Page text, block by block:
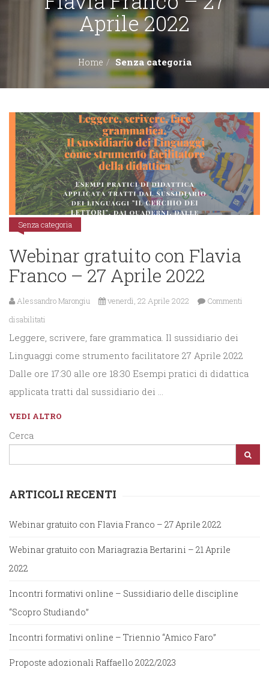
Aprile 2022
Home Senza categoria
Senza categoria
Webinar gratuito con Flavia
Franco – 27 Aprile 2022
Alessandro Marongiu venerdì, 22 Aprile 2022
Commenti
disabilitati
Webinar
gratuito
con
Flavia
27
Aprile
Leggere, scrivere, fare grammatica. Il sussidiario dei
Linguaggi come strumento facilitatore 27 Aprile 2022
Dalle ore 17:30 alle ore 18:30 Esempi pratici di didattica
applicata tratti dal sussidiario dei …
VEDI ALTRO
Cerca
ARTICOLI RECENTI
Webinar gratuito con Flavia Franco – 27 Aprile 2022
Webinar gratuito con Mariagrazia Bertarini – 21 Aprile
2022
Incontri formativi online – Sussidiario delle discipline
“Scopro Studiando”
Incontri formativi online – Triennio “Amico Faro”
Proposte adozionali Raffaello 2022/2023